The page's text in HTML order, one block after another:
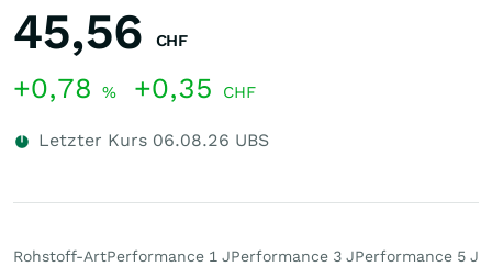
45,56 CHF
+0,78 % +0,35 CHF
Letzter Kurs 06.08.26 UBS
Rohstoff-ArtPerformance 1 JPerformance 3 JPerformance 5 J